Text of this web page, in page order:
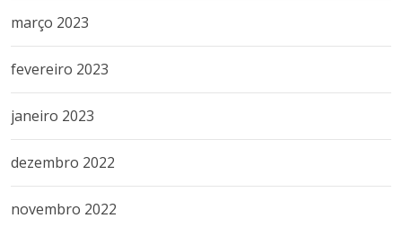
março 2023
fevereiro 2023
janeiro 2023
dezembro 2022
novembro 2022